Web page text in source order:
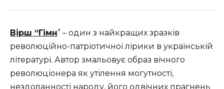
Вірш “Гімн” – один з найкращих зразків
революційно-патріотичної лірики в українській
літературі. Автор змальовує образ вічного
революціонера як утілення могутності,
нездоланності народу, його одвічних прагнень